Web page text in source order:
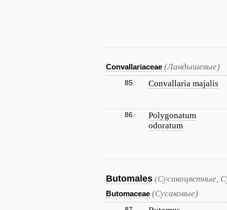
Convallariaceae (Ландышевые)
85. Convallaria majalis
86.
Polygonatum
odoratum
Butomales (Сусакоцветные,
Butomaceae (Сусаковые)